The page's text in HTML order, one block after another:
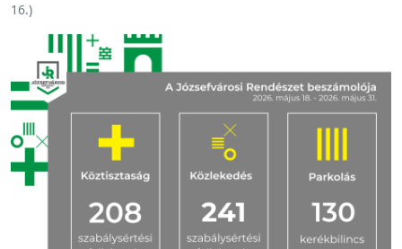
16.)